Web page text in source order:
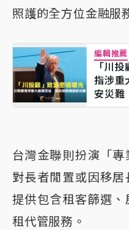
照護的全方位金融服
編輯推薦
「川
指涉重
安災難
台灣金聯則扮演「
對長者閒置或因移居
提供包含租客篩選
租代管服務。